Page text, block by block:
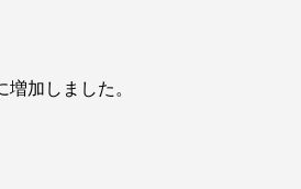
増加しました。